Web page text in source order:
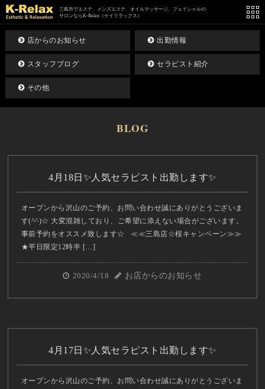
三島市でエステ、メンズエステ、オイルマッサージ、フェイシャルの
サロンならK-Relax（ケイリラックス）
店からのお知らせ 出勤情報
スタッフブログ セラピスト紹介
その他
BLOG
4月18日✨人気セラピスト出勤します✨
オープンから沢山のご予約、お問い合わせ誠にありがとうございま
す(^^)☆ 大変混雑しており、ご希望に添えない場合がございます。
事前予約をオススメ致します☆ ≪≪三島店☆桜キャンペーン≫≫
★平日限定12時半 […]
2020/4/18 お店からのお知らせ
4月17日✨人気セラピスト出勤します✨
オープンから沢山のご予約、お問い合わせ誠にありがとうございま